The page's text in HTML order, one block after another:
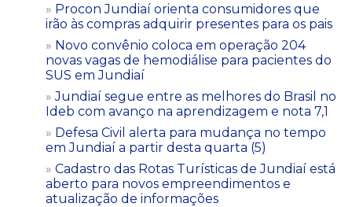
Procon Jundiaí orienta consumidores que
irão às compras adquirir presentes para os pais
Novo convênio coloca em operação 204
novas vagas de hemodiálise para pacientes do
SUS em Jundiaí
Jundiaí segue entre as melhores do Brasil no
Ideb com avanço na aprendizagem e nota 7,1
Defesa Civil alerta para mudança no tempo
em Jundiaí a partir desta quarta (5)
Cadastro das Rotas Turísticas de Jundiaí está
aberto para novos empreendimentos e
atualização de informações